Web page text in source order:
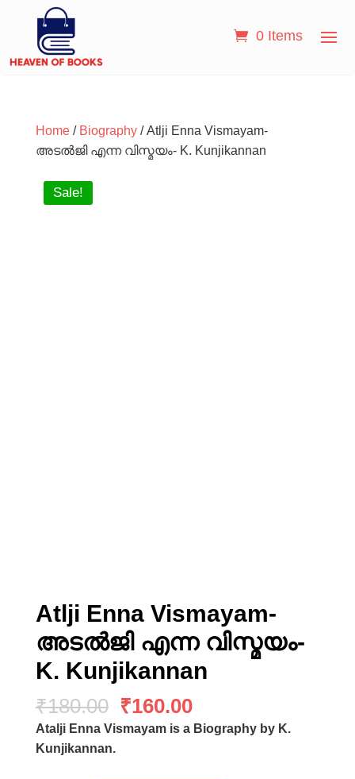
0 Items
Home/ Biography/ Atlji Enna Vismayam-
അടല്‍ജി എന്ന വിസ്മയം- K. Kunjikannan
Sale!
Atlji Enna Vismayam-
അടല്‍ജി എന്ന വിസ്മയം-
K. Kunjikannan
₹180.00 ₹160.00
Atalji Enna Vismayam is a Biography by K.
Kunjikannan.